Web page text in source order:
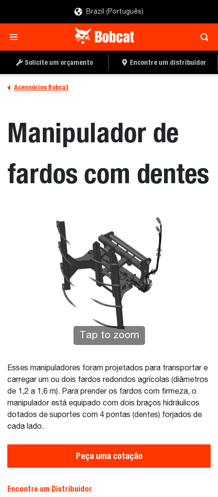
Brazil (Português)
Solicite um orçamento Encontre um distribuidor
Acessórios Bobcat
Manipulador de
fardos com dentes
Tap to zoom
Esses manipuladores foram projetados para transportar e
carregar um ou dois fardos redondos agrícolas (diâmetros
de 1,2 a 1,6 m). Para prender os fardos com firmeza, o
manipulador está equipado com dois braços hidráulicos
dotados de suportes com 4 pontas (dentes) forjados de
cada lado.
Peça uma cotação
Encontre um Distribuidor
PEÇA UMA COTAÇÃO
ENCONTRE UM